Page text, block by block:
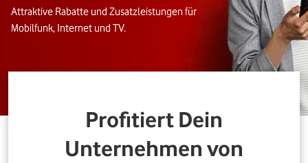
Attraktive Rabatte und Zusatzleistungen für
Mobilfunk, Internet und TV.
Profitiert Dein
Unternehmen von